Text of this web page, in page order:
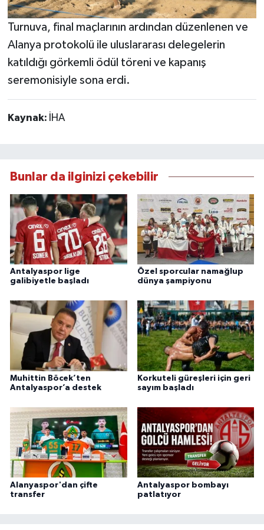
Turnuva, final maçlarının ardından düzenlenen ve
Alanya protokolü ile uluslararası delegelerin
katıldığı görkemli ödül töreni ve kapanış
seremonisiyle sona erdi.
Kaynak: İHA
Bunlar da ilginizi çekebilir
Antalyaspor lige
galibiyetle başladı
Özel sporcular namağlup
dünya şampiyonu
Muhittin Böcek’ten
Antalyaspor’a destek
Korkuteli güreşleri için geri
sayım başladı
Alanyaspor'dan çifte
transfer
Antalyaspor bombayı
patlatıyor